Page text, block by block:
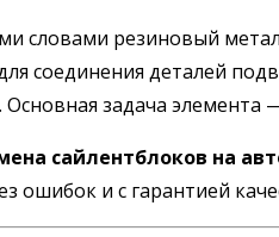
словами резиновый
соединения деталей
Основная задача
сайлентблоков на
ошибок и с гарантией